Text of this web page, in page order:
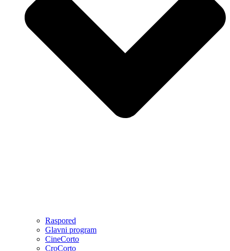
Raspored
Glavni program
CineCorto
CroCorto